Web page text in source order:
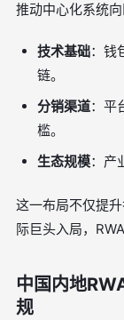
推动中心化系统向
技术基础：钱
链。
分销渠道：平
槛。
生态规模：产
这一布局不仅提
际巨头入局，
中国内地
规